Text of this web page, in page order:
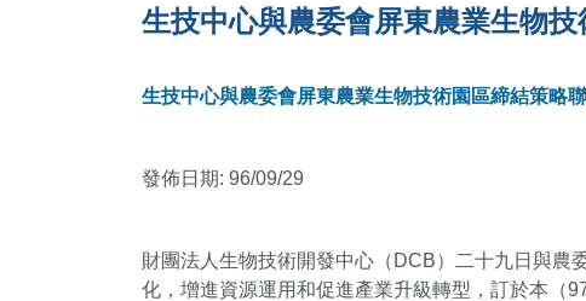
生技中心與農委會屏東農業生物
生技中心與農委會屏東農業生物技術園區締結策略
發佈日期: 96/09/29
財團法人生物技術開發中心（DCB）二十九日與農
化，增進資源運用和促進產業升級轉型，訂於本（